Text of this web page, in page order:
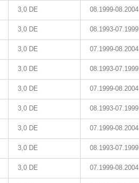
3,0 DE 08.1999-08.2004
3,0 DE 08.1993-07.1999
3,0 DE 07.1999-08.2004
3,0 DE 08.1993-07.1999
3,0 DE 07.1999-08.2004
3,0 DE 08.1993-07.1999
3,0 DE 07.1999-08.2004
3,0 DE 08.1993-07.1999
3,0 DE 07.1999-08.2004